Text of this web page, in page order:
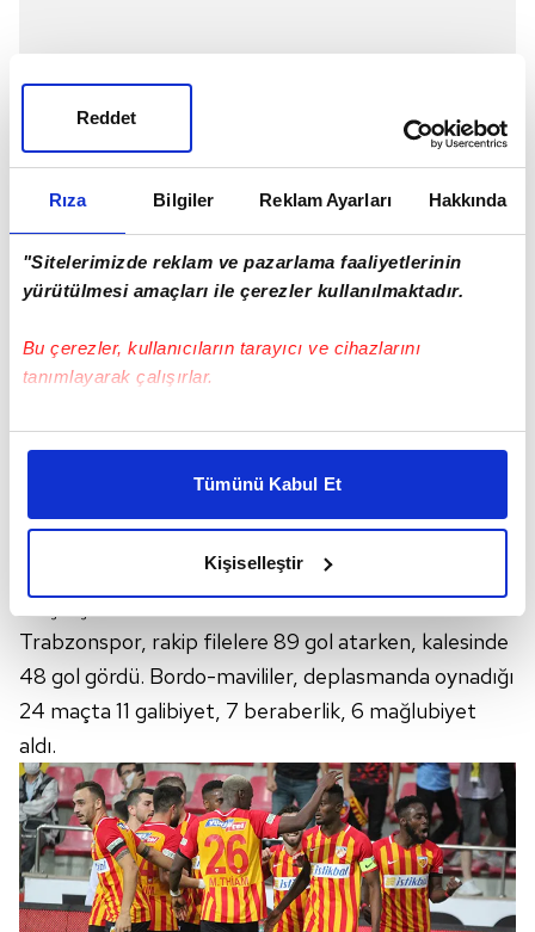
Rıza Bilgiler Reklam Ayarları Hakkında
"Sitelerimizde reklam ve pazarlama faaliyetlerinin
yürütülmesi amaçları ile çerezler kullanılmaktadır.
Bu çerezler, kullanıcıların tarayıcı ve cihazlarını
tanımlayarak çalışırlar.
Bu çerezlere izin vermeniz halinde sizlere özel
daha iyi reklam deneyimi yaşatabiliriz. Bunu yaparken
amacımızın size daha iyi bir reklam deneyimi sunmak
elimizden gelen çabayı gösterdiğimizi ve bu noktada,
kalemimiz olduğunu sizlere hatırlatmak isteriz.
Her halükârda, kullanıcılar, bu çerezlere izin vermedikleri
takdirde, kullanıcılara hedefli reklamlar
gösterilmeyecektir."
Sizlere daha iyi bir hizmet sunabilmek için İnternet
Sitemizde kendimize ve üçüncü kişilere ait çerezler
kullanılmaktadır. Bu çerezler vasıtasıyla çeşitli kişisel
verileriniz işlenmekte olup gerekli olan çerezler bilgi
toplumu hizmetlerinin sunulması amacıyla
Tümünü Kabul Et
Kişiselleştir
Reddet
RANDEVUDA
Geride kalan 48 maçta bordo-mavililerin
galibiyetlerde 29-7 üstünlüğü bulunurken, 12
karşılaşma ise beraberlikle tamamlandı.
Trabzonspor, rakip filelere 89 gol atarken, kalesinde
48 gol gördü. Bordo-mavililer, deplasmanda oynadığı
24 maçta 11 galibiyet, 7 beraberlik, 6 mağlubiyet
aldı.